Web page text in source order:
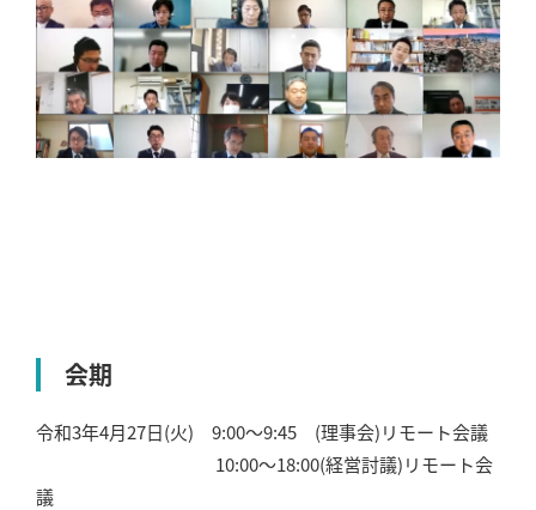
会期
令和3年4月27日(火) 9:00～9:45 (理事会)リモート会議
10:00～18:00(経営討議)リモート会
議